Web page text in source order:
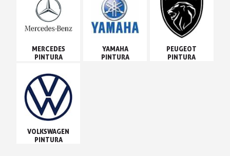
MERCEDES
PINTURA
YAMAHA
PINTURA
PEUGEOT
PINTURA
VOLKSWAGEN
PINTURA